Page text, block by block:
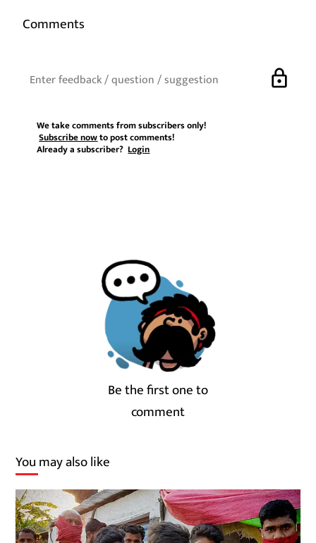
Comments
lock
We take comments from subscribers only!
Subscribe nowto post comments!
Already a subscriber?Login
Be the first one to
comment
You may also like